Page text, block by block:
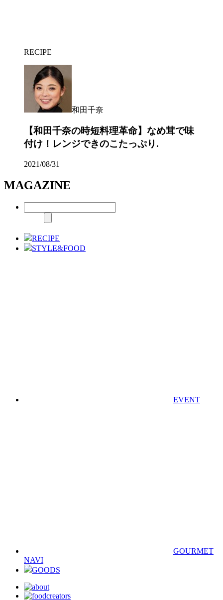
RECIPE
和田千奈
【和田千奈の時短料理革命】なめ茸で味
付け！レンジできのこたっぷり.
2021/08/31
MAGAZINE
RECIPE
STYLE&FOOD
EVENT
GOURMET
NAVI
GOODS